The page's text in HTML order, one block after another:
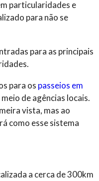
particularidades e
para não se
para as principais
para os passeios em
de agências locais.
vista, mas ao
como esse sistema
a cerca de 300km